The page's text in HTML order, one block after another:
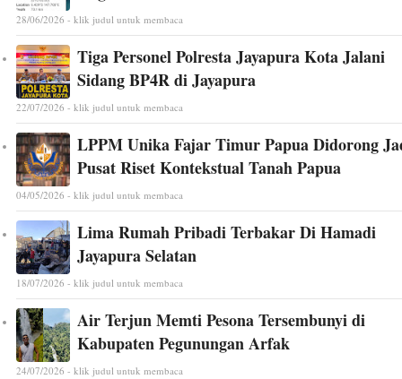
28/06/2026 - klik judul untuk membaca
Tiga Personel Polresta Jayapura Kota Jalani
Sidang BP4R di Jayapura
22/07/2026 - klik judul untuk membaca
LPPM Unika Fajar Timur Papua Didorong
Pusat Riset Kontekstual Tanah Papua
04/05/2026 - klik judul untuk membaca
Lima Rumah Pribadi Terbakar Di Hamadi
Jayapura Selatan
18/07/2026 - klik judul untuk membaca
Air Terjun Memti Pesona Tersembunyi di
Kabupaten Pegunungan Arfak
24/07/2026 - klik judul untuk membaca